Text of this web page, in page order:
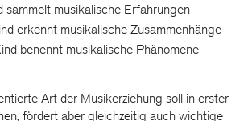
sammelt musikalische Erfahrungen
erkennt musikalische Zusammenhänge
benennt musikalische Phänomene
Art der Musikerziehung soll in erster
fördert aber gleichzeitig auch wichtige